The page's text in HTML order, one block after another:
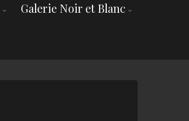
Galerie Noir et Blanc